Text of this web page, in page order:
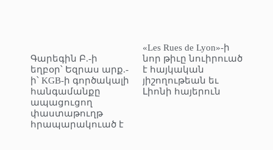
Գարեգին Բ.-ի
եղբօր՝ Եզրաս արք.-
ի՝ KGB-ի գործակալի
հանգամանքը
ապացուցող
փաստաթուղթ
հրապարակուած է
«Les Rues de Lyon»-ի
նոր թիւը նուիրուած
է հայկական
յիշողութեան եւ
Լիոնի հայերուն